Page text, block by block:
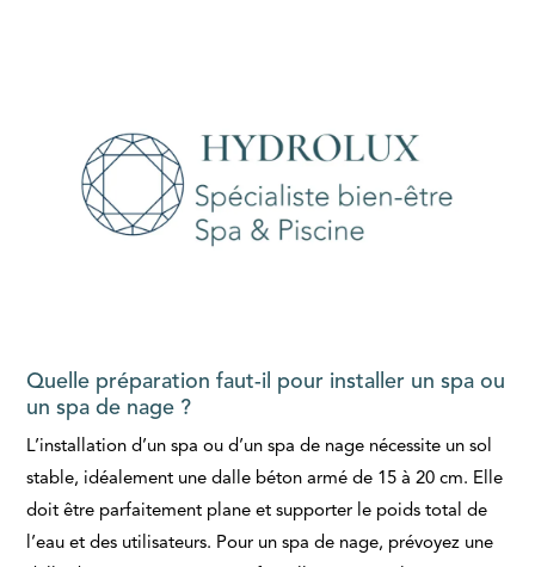
Quelle préparation faut-il pour installer un spa ou
un spa de nage ?
L’installation d’un spa ou d’un spa de nage nécessite un sol
stable, idéalement une dalle béton armé de 15 à 20 cm. Elle
doit être parfaitement plane et supporter le poids total de
l’eau et des utilisateurs. Pour un spa de nage, prévoyez une